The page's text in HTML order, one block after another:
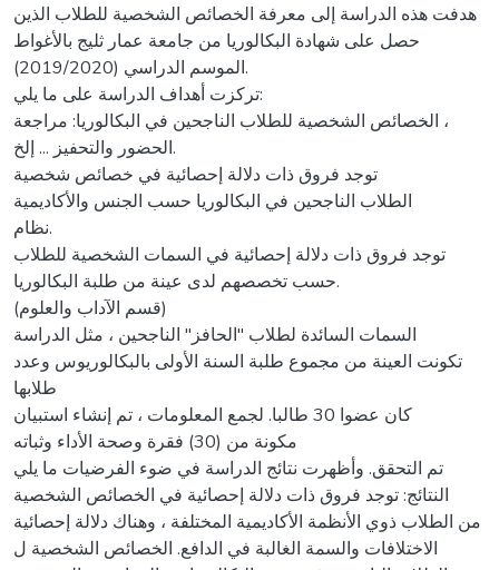
هدفت هذه الدراسة إلى معرفة الخصائص الشخصية للطلاب الذين
حصل على شهادة البكالوريا من جامعة عمار ثليج بالأغواط
الموسم الدراسي (2019/2020).
تركزت أهداف الدراسة على ما يلي:
الخصائص الشخصية للطلاب الناجحين في البكالوريا: مراجعة ،
الحضور والتحفيز ... إلخ.
توجد فروق ذات دلالة إحصائية في خصائص شخصية
الطلاب الناجحين في البكالوريا حسب الجنس والأكاديمية
نظام.
توجد فروق ذات دلالة إحصائية في السمات الشخصية للطلاب
حسب تخصصهم لدى عينة من طلبة البكالوريا.
(قسم الآداب والعلوم)
السمات السائدة لطلاب "الحافز" الناجحين ، مثل الدراسة
تكونت العينة من مجموع طلبة السنة الأولى بالبكالوريوس وعدد
طلابها
كان عضوا 30 طالبا. لجمع المعلومات ، تم إنشاء استبيان
مكونة من (30) فقرة وصحة الأداء وثباته
تم التحقق. وأظهرت نتائج الدراسة في ضوء الفرضيات ما يلي
النتائج: توجد فروق ذات دلالة إحصائية في الخصائص الشخصية
من الطلاب ذوي الأنظمة الأكاديمية المختلفة ، وهناك دلالة إحصائية
الاختلافات والسمة الغالبة في الدافع. الخصائص الشخصية ل